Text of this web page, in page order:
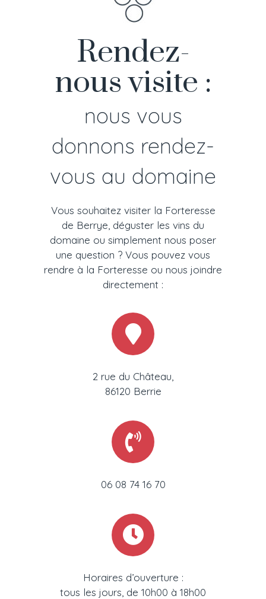
Rendez-
nous visite :
nous vous
donnons rendez-
vous au domaine
Vous souhaitez visiter la Forteresse
de Berrye, déguster les vins du
domaine ou simplement nous poser
une question ? Vous pouvez vous
rendre à la Forteresse ou nous joindre
directement :
2 rue du Château,
86120 Berrie
06 08 74 16 70
Horaires d’ouverture :
tous les jours, de 10h00 à 18h00